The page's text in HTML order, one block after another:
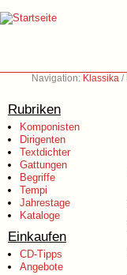
Navigation: Klassika /
Rubriken
Komponisten
Dirigenten
Textdichter
Gattungen
Begriffe
Tempi
Jahrestage
Kataloge
Einkaufen
CD-Tipps
Angebote